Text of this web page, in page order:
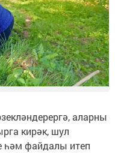
аларны
кирәк, шул
һәм файдалы итеп